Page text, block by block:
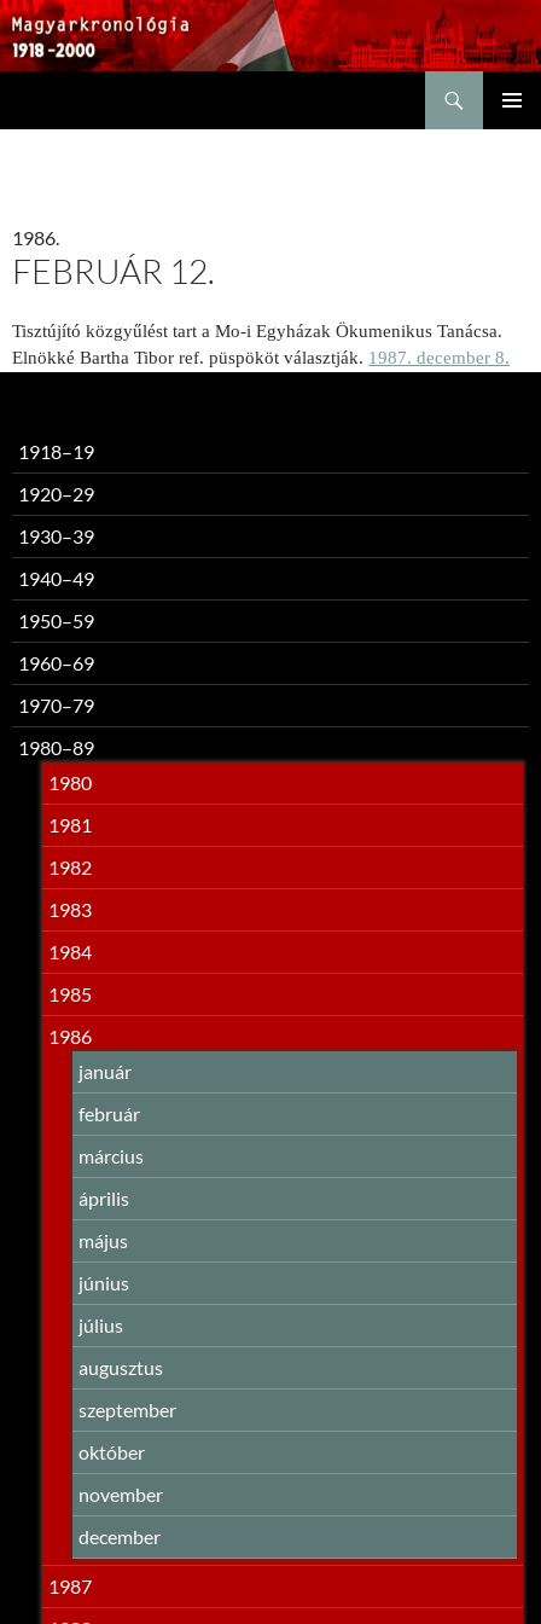
1986.
FEBRUÁR 12.
Tisztújító közgyűlést tart a Mo-i Egyházak Ökumenikus Tanácsa.
Elnökké Bartha Tibor ref. püspököt választják. 1987. december 8.
1918–19
1920–29
1930–39
1940–49
1950–59
1960–69
1970–79
1980–89
1980
1981
1982
1983
1984
1985
1986
január
február
március
április
május
június
július
augusztus
szeptember
október
november
december
1987